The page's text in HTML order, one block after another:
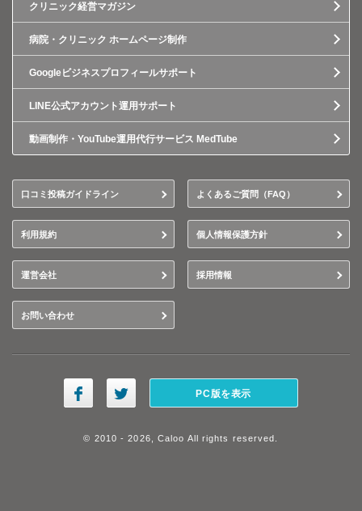
クリニック経営マガジン
病院・クリニック ホームページ制作
Googleビジネスプロフィールサポート
LINE公式アカウント運用サポート
動画制作・YouTube運用代行サービス MedTube
口コミ投稿ガイドライン よくあるご質問（FAQ）
利用規約 個人情報保護方針
運営会社 採用情報
お問い合わせ
PC版を表示
© 2010 - 2026, Caloo All rights reserved.